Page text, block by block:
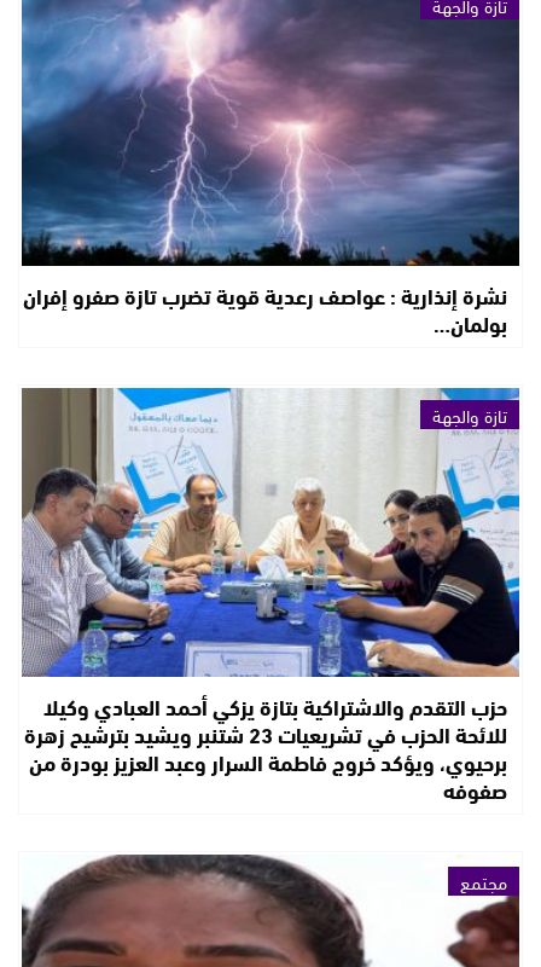
نشرة إنذارية : عواصف رعدية قوية تضرب تازة صفرو إفران
بولمان…
تازة والجهة
حزب التقدم والاشتراكية بتازة يزكي أحمد العبادي وكيلا
للائحة الحزب في تشريعيات 23 شتنبر ويشيد بترشيح زهرة
برحيوي، ويؤكد خروج فاطمة السرار وعبد العزيز بودرة من
صفوفه
مجتمع